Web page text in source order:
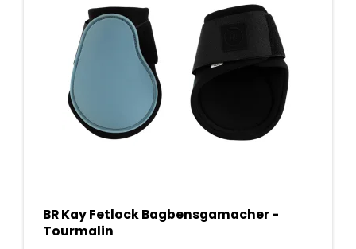
BR Kay Fetlock Bagbensgamacher -
Tourmalin